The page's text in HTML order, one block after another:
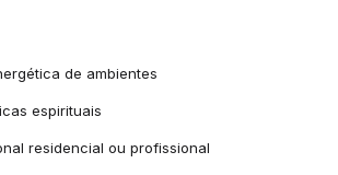
de ambientes
espirituais
residencial ou profissional